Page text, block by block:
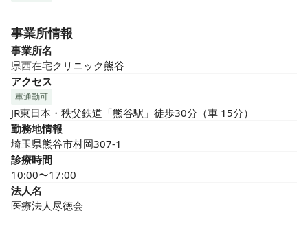
事業所情報
事業所名
県西在宅クリニック熊谷
アクセス
車通勤可
JR東日本・秩父鉄道「熊谷駅」徒歩30分（車 15分）
勤務地情報
埼玉県熊谷市村岡307-1
診療時間
10:00〜17:00
法人名
医療法人尽徳会